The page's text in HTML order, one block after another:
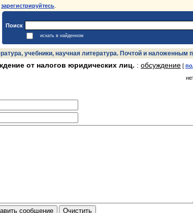
зарегистрируйтесь
Поиск
искать в найденном
учебники, научная литература. Почтой и наложенным
от налогов юридических лиц. : обсуждение [